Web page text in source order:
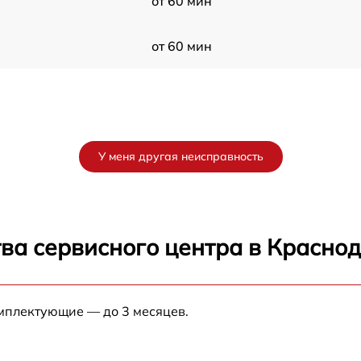
от 60 мин
У меня другая неисправность
сервисного центра в
— до 3 месяцев.